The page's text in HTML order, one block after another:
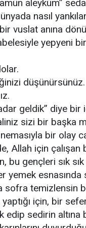
aleyküm”
nasıl
vuslat anına
yepyeni
düşünürsünüz.
geldik” diye bir
sizi bir başka
bir olay
Allah için çalışan
bu gençleri sık
yemek esnasında
sofra
için, bir
edip sedirin altına